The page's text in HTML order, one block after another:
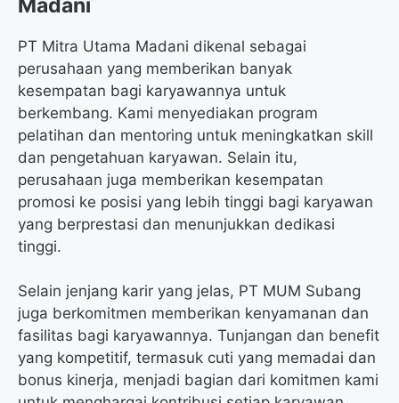
Madani
PT Mitra Utama Madani dikenal sebagai
perusahaan yang memberikan banyak
kesempatan bagi karyawannya untuk
berkembang. Kami menyediakan program
pelatihan dan mentoring untuk meningkatkan skill
dan pengetahuan karyawan. Selain itu,
perusahaan juga memberikan kesempatan
promosi ke posisi yang lebih tinggi bagi karyawan
yang berprestasi dan menunjukkan dedikasi
tinggi.
Selain jenjang karir yang jelas, PT MUM Subang
juga berkomitmen memberikan kenyamanan dan
fasilitas bagi karyawannya. Tunjangan dan benefit
yang kompetitif, termasuk cuti yang memadai dan
bonus kinerja, menjadi bagian dari komitmen kami